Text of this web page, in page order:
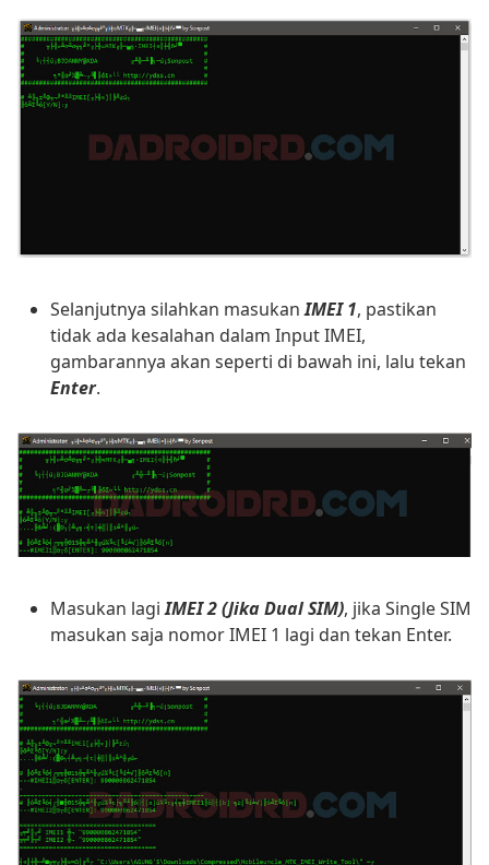
Selanjutnya silahkan masukanIMEI 1, pastikan
tidak ada kesalahan dalam Input IMEI,
gambarannya akan seperti di bawah ini, lalu tekan
Enter.
Masukan lagiIMEI 2(Jika Dual SIM), jika Single SIM
masukan saja nomor IMEI 1 lagi dan tekan Enter.